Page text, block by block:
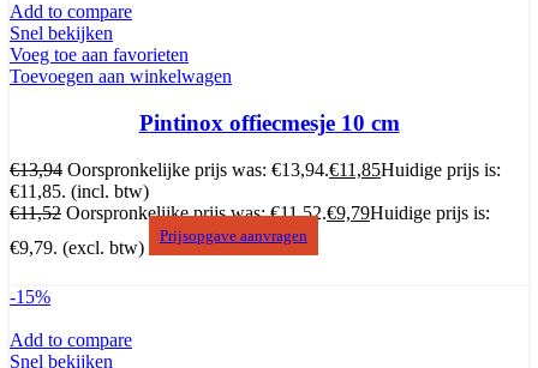
Add to compare
Snel bekijken
Voeg toe aan favorieten
Toevoegen aan winkelwagen
Pintinox offiecmesje 10 cm
€13,94 Oorspronkelijke prijs was: €13,94.€11,85Huidige prijs is:
€11,85. (incl. btw)
€11,52 Oorspronkelijke prijs was: €11,52.€9,79Huidige prijs is:
€9,79. (excl. btw)
Prijsopgave aanvragen
-15%
Add to compare
Snel bekijken